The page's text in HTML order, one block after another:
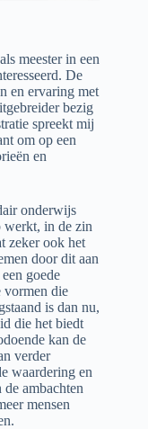
meester in een
De
en ervaring met
bezig
spreekt mij
om op een
en
onderwijs
werkt, in de zin
zeker ook het
door dit aan
goede
vormen die
is dan nu,
die het biedt
kan de
verder
waardering en
ambachten
mensen